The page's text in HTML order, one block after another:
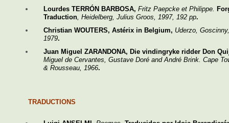
Lourdes TERRÓN BARBOSA, Fritz Paepcke et Philippe.
Traduction, Heidelberg, Julius Groos, 1997, 192 pp.
Christian WOUTERS, Astérix in Belgium, Uderzo,
1979.
Juan Miguel ZARANDONA, Die vindingryke ridder Don
Miguel de Cervantes, Gustave Doré and André Brink. Cape
& Rousseau, 1966.
TRADUCTIONS